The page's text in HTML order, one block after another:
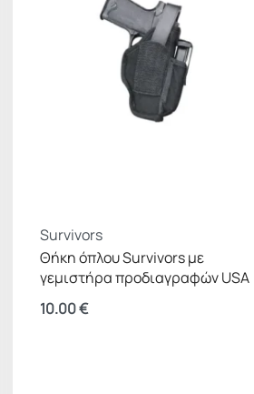
Survivors
Θήκη όπλου Survivors με
γεμιστήρα προδιαγραφών USA
10.00€